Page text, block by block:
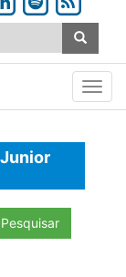
Pesquisar